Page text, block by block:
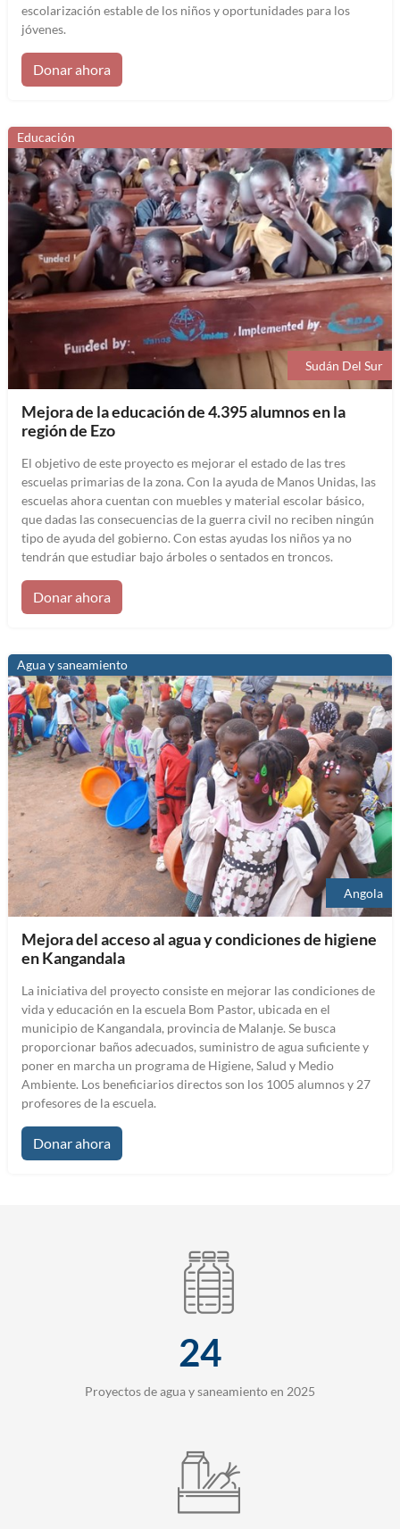
escolarización estable de los niños y oportunidades para los
jóvenes.
Donar ahora
Educación
Sudán Del Sur
Mejora de la educación de 4.395 alumnos en la
región de Ezo
El objetivo de este proyecto es mejorar el estado de las tres
escuelas primarias de la zona. Con la ayuda de Manos Unidas, las
escuelas ahora cuentan con muebles y material escolar básico,
que dadas las consecuencias de la guerra civil no reciben ningún
tipo de ayuda del gobierno. Con estas ayudas los niños ya no
tendrán que estudiar bajo árboles o sentados en troncos.
Donar ahora
Agua y saneamiento
Angola
Mejora del acceso al agua y condiciones de higiene
en Kangandala
La iniciativa del proyecto consiste en mejorar las condiciones de
vida y educación en la escuela Bom Pastor, ubicada en el
municipio de Kangandala, provincia de Malanje. Se busca
proporcionar baños adecuados, suministro de agua suficiente y
poner en marcha un programa de Higiene, Salud y Medio
Ambiente. Los beneficiarios directos son los 1005 alumnos y 27
profesores de la escuela.
Donar ahora
24
Proyectos de agua y saneamiento en 2025